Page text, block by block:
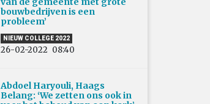
bouwbedrijven is een
probleem’
NIEUW COLLEGE 2022
26-02-2022 08:40
Abdoel Haryouli, Haags
Belang: ‘We zetten ons ook in